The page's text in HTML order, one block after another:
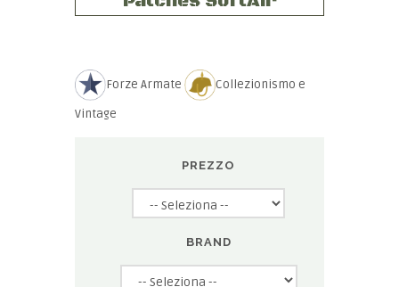
Forze Armate Collezionismo e
Vintage
PREZZO
BRAND